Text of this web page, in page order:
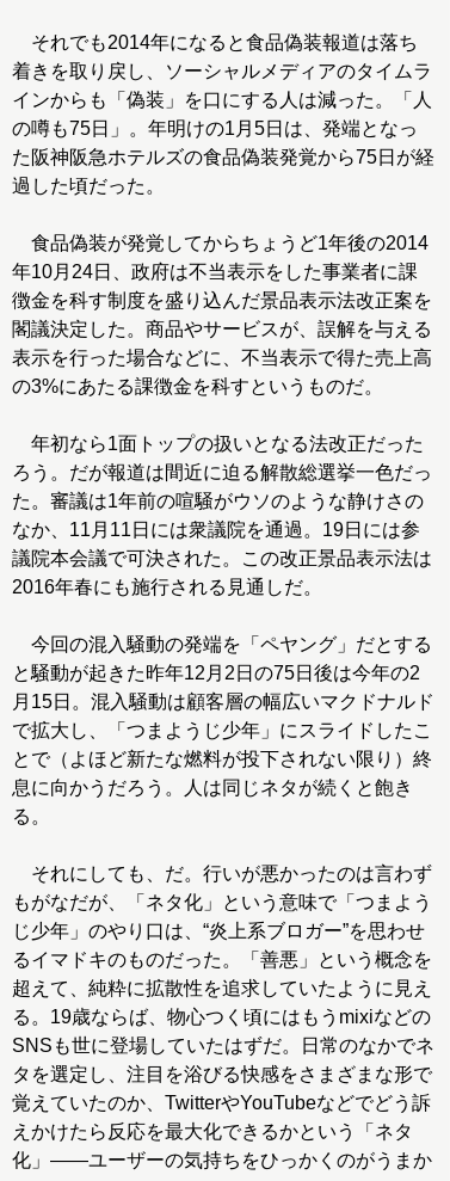
それでも2014年になると食品偽装報道は落ち
着きを取り戻し、ソーシャルメディアのタイムラ
インからも「偽装」を口にする人は減った。「人
の噂も75日」。年明けの1月5日は、発端となっ
た阪神阪急ホテルズの食品偽装発覚から75日が経
過した頃だった。
食品偽装が発覚してからちょうど1年後の2014
年10月24日、政府は不当表示をした事業者に課
徴金を科す制度を盛り込んだ景品表示法改正案を
閣議決定した。商品やサービスが、誤解を与える
表示を行った場合などに、不当表示で得た売上高
の3%にあたる課徴金を科すというものだ。
年初なら1面トップの扱いとなる法改正だった
ろう。だが報道は間近に迫る解散総選挙一色だっ
た。審議は1年前の喧騒がウソのような静けさの
なか、11月11日には衆議院を通過。19日には参
議院本会議で可決された。この改正景品表示法は
2016年春にも施行される見通しだ。
今回の混入騒動の発端を「ペヤング」だとする
と騒動が起きた昨年12月2日の75日後は今年の2
月15日。混入騒動は顧客層の幅広いマクドナルド
で拡大し、「つまようじ少年」にスライドしたこ
とで（よほど新たな燃料が投下されない限り）終
息に向かうだろう。人は同じネタが続くと飽き
る。
それにしても、だ。行いが悪かったのは言わず
もがなだが、「ネタ化」という意味で「つまよう
じ少年」のやり口は、“炎上系ブロガー”を思わせ
るイマドキのものだった。「善悪」という概念を
超えて、純粋に拡散性を追求していたように見え
る。19歳ならば、物心つく頃にはもうmixiなどの
SNSも世に登場していたはずだ。日常のなかでネ
タを選定し、注目を浴びる快感をさまざまな形で
覚えていたのか、TwitterやYouTubeなどでどう訴
えかけたら反応を最大化できるかという「ネタ
化」――ユーザーの気持ちをひっかくのがうまか